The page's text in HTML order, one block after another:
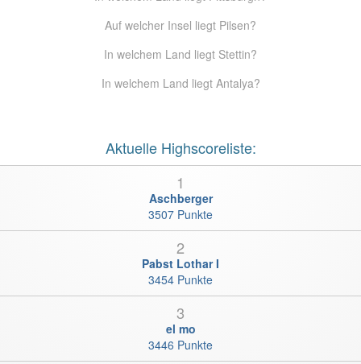
Auf welcher Insel liegt Pilsen?
In welchem Land liegt Stettin?
In welchem Land liegt Antalya?
Aktuelle Highscoreliste:
1
Aschberger
3507 Punkte
2
Pabst Lothar I
3454 Punkte
3
el mo
3446 Punkte